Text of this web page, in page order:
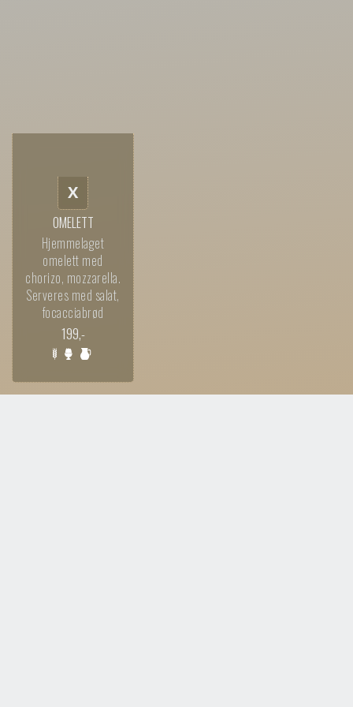
X
OMELETT
Hjemmelaget
omelett med
chorizo, mozzarella.
Serveres med salat,
focacciabrød
199,-